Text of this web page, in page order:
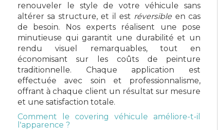
renouveler le style de votre véhicule sans
altérer sa structure, et il est réversible en cas
de besoin. Nos experts réalisent une pose
minutieuse qui garantit une durabilité et un
rendu visuel remarquables, tout en
économisant sur les coûts de peinture
traditionnelle. Chaque application est
effectuée avec soin et professionnalisme,
offrant à chaque client un résultat sur mesure
et une satisfaction totale.
Comment le covering véhicule améliore-t-il
l'apparence ?